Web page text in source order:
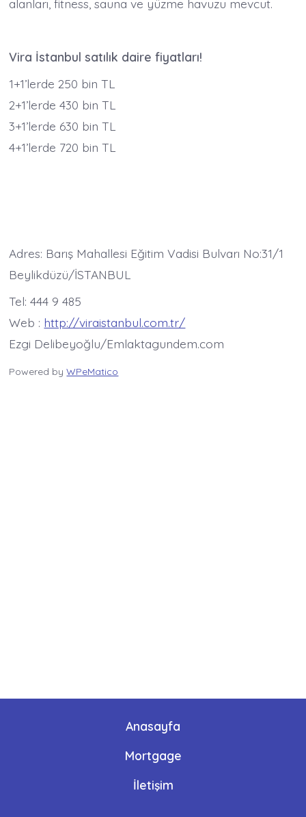
alanları, fitness, sauna ve yüzme havuzu mevcut.
Vira İstanbul satılık daire fiyatları!
1+1’lerde 250 bin TL
2+1’lerde 430 bin TL
3+1’lerde 630 bin TL
4+1’lerde 720 bin TL
Adres: Barış Mahallesi Eğitim Vadisi Bulvarı No:31/1
Beylikdüzü/İSTANBUL
Tel: 444 9 485
Web : http://viraistanbul.com.tr/
Ezgi Delibeyoğlu/Emlaktagundem.com
Powered byWPeMatico
Anasayfa
Mortgage
İletişim